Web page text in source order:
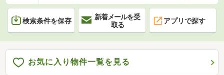
検索条件を保存
新着メールを受
取る
アプリで探す
お気に入り物件一覧を見る